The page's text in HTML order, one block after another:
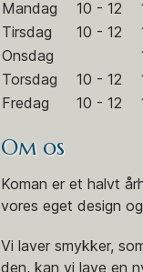
Mandag 10 - 12
Tirsdag
10 - 12
Onsdag
Torsdag
10 - 12
Fredag
10 - 12
Om os
Koman er et halvt
vores eget design
Vi laver smykker,
den, kan vi lave en